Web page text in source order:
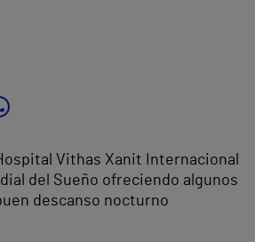
Vithas Xanit Internacional
del Sueño ofreciendo algunos
descanso nocturno